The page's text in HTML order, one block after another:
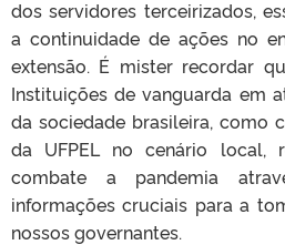
dos servidores terceirizados,
a continuidade de ações no
extensão. É mister recordar
Instituições de vanguarda em
da sociedade brasileira, como
da UFPEL no cenário local,
combate a pandemia
informações cruciais para a
nossos governantes.